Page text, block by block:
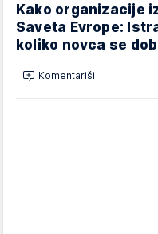
Kako organizacije
Saveta Evrope:
koliko novca se
Komentariši